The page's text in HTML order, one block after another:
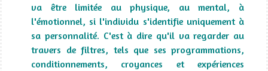
va être limitée au physique, au mental, à
l'émotionnel, si l'individu s'identifie uniquement à
sa personnalité. C'est à dire qu'il va regarder au
travers de filtres, tels que ses programmations,
conditionnements, croyances et expériences